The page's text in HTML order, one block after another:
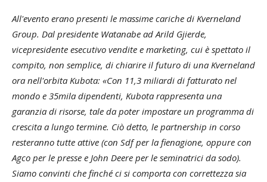
All'evento erano presenti le massime cariche di Kverneland
Group. Dal presidente Watanabe ad Arild Gjierde,
vicepresidente esecutivo vendite e marketing, cui è spettato il
compito, non semplice, di chiarire il futuro di una Kverneland
ora nell'orbita Kubota: «Con 11,3 miliardi di fatturato nel
mondo e 35mila dipendenti, Kubota rappresenta una
garanzia di risorse, tale da poter impostare un programma di
crescita a lungo termine. Ciò detto, le partnership in corso
resteranno tutte attive (con Sdf per la fienagione, oppure con
Agco per le presse e John Deere per le seminatrici da sodo).
Siamo convinti che finché ci si comporta con correttezza sia